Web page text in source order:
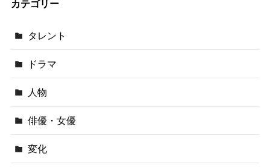
カテゴリー
タレント
ドラマ
人物
俳優・女優
変化